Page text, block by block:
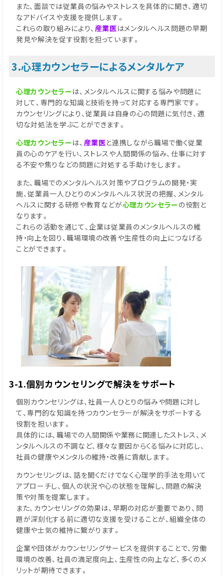
また、面談では従業員の悩みやストレスを具体的に聞き、適切
なアドバイスや支援を提供します。
これらの取り組みにより、 産業医はメンタルヘルス問題の早期
発見や解決を促す役割を担っています。
3.心理カウンセラーによるメンタルケア
心理カウンセラーは、メンタルヘルスに関する悩みや問題に
対して、専門的な知識と技術を持って対応する専門家です。
カウンセリングにより、従業員は自身の心の問題に気付き、適
切な対処法を学ぶことができます。
心理カウンセラーは、 産業医と連携しながら職場で働く従業
員の心のケアを行い、ストレスや人間関係の悩み、仕事に対す
る不安や焦りなどの問題に対処する手助けをします。
また、職場でのメンタルヘルス対策やプログラムの開発・実
施、従業員一人ひとりのメンタルヘルス状況の把握、メンタル
ヘルスに関する研修や教育などが心理カウンセラーの役割と
なります。
これらの活動を通じて、企業は従業員のメンタルヘルスの維
持・向上を図り、職場環境の改善や生産性の向上につなげる
ことができます。
3-1.個別カウンセリングで解決をサポート
個別カウンセリングは、社員一人ひとりの悩みや問題に対し
て、専門的な知識を持つカウンセラーが解決をサポートする
役割を担います。
具体的には、職場での人間関係や業務に関連したストレス、メ
ンタルヘルスの不調など、様々な要因からくる悩みに対応し、
社員の健康やメンタルの維持・改善に貢献します。
カウンセリングは、話を聞くだけでなく心理学的手法を用いて
アプローチし、個人の状況や心の状態を理解し、問題の解決
策や対策を提案します。
また、カウンセリングの効果は、早期の対応が重要であり、問
題が深刻化する前に適切な支援を受けることが、組織全体の
健康や士気の維持に繋がります。
企業や団体がカウンセリングサービスを提供することで、労働
環境の改善、社員の満足度向上、生産性の向上など、多くのメ
リットが期待できます。